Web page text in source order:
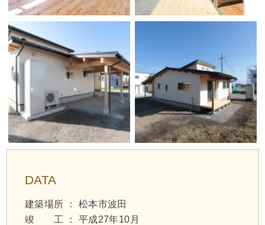
DATA
建築場所 ： 松本市波田
竣 工 ： 平成27年10月